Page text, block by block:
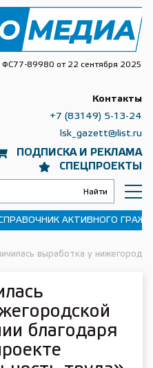
ФС77-89980 от 22 сентября 2025
ПОДПИСКА И РЕКЛАМА
СПЕЦПРОЕКТЫ
Контакты
+7 (83149) 5-13-24
lsk_gazett@list.ru
АКТИВНОГО
выработка у
благодаря